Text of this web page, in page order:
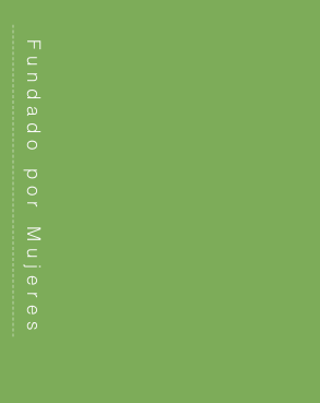
Fundado por Mujeres